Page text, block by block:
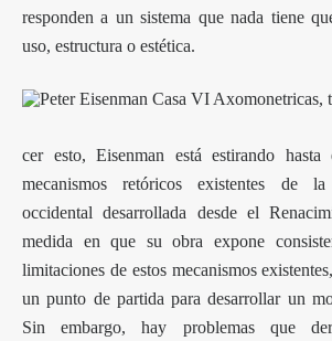
responden a un sistema que nada tiene
uso, estructura o estética.
cer esto, Eisenman está estirando
mecanismos retóricos existentes de la
occidental desarrollada desde el
medida en que su obra expone
limitaciones de estos mecanismos
un punto de partida para desarrollar un
Sin embargo, hay problemas que